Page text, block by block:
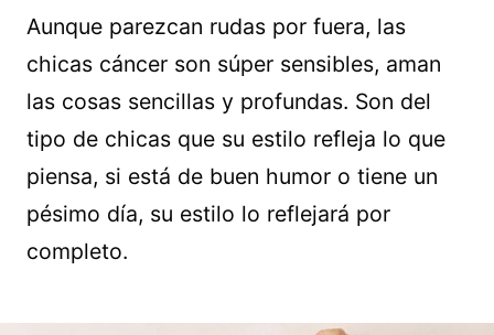
Aunque parezcan rudas por fuera, las
chicas cáncer son súper sensibles, aman
las cosas sencillas y profundas. Son del
tipo de chicas que su estilo refleja lo que
piensa, si está de buen humor o tiene un
pésimo día, su estilo lo reflejará por
completo.